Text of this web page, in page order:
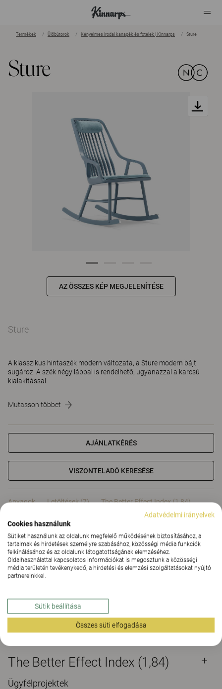
Termékek Ülőbútorok Kényelmes irodai kanapék és fotelek | Kinnarps Sture
Sture
AZ ÖSSZES KÉP MEGJELENÍTÉSE
Sture
A klasszikus hintaszék modern változata, a Sture modern bájt
sugároz. A szék négy lábbal is rendelhető, ugyanazzal a karcsú
kialakítással.
Mutasson többet
AJÁNLATKÉRÉS
VISZONTELADÓ KERESÉSE
Anyagok Letöltések (7) The Better Effect Index (1,84)
Tanúsítványok
7)
The Better Effect Index (1,84)
Ügyfélprojektek
Adatvédelmi irányelvek
Cookies használunk
Sütiket használunk az oldalunk megfelelő működésének biztosításához, a
tartalmak és hirdetések személyre szabásához, közösségi média funkciók
felkínálásához és az oldalunk látogatottságának elemzéséhez.
Oldalhasználattal kapcsolatos információkat is megosztunk a közösségi
média területén tevékenykedő, a hirdetési és elemzési szolgáltatásokat nyújtó
partnereinkkel.
Sütik beállítása
Összes süti elfogadása